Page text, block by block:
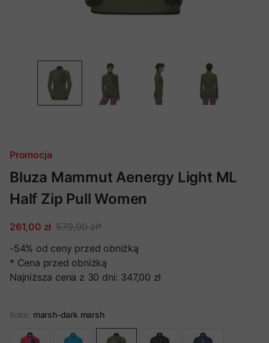
Promocja
Bluza Mammut Aenergy Light ML
Half Zip Pull Women
261,00 zł 579,00 zł*
-54% od ceny przed obniżką
* Cena przed obniżką
Najniższa cena z 30 dni: 347,00 zł
Kolor: marsh-dark marsh